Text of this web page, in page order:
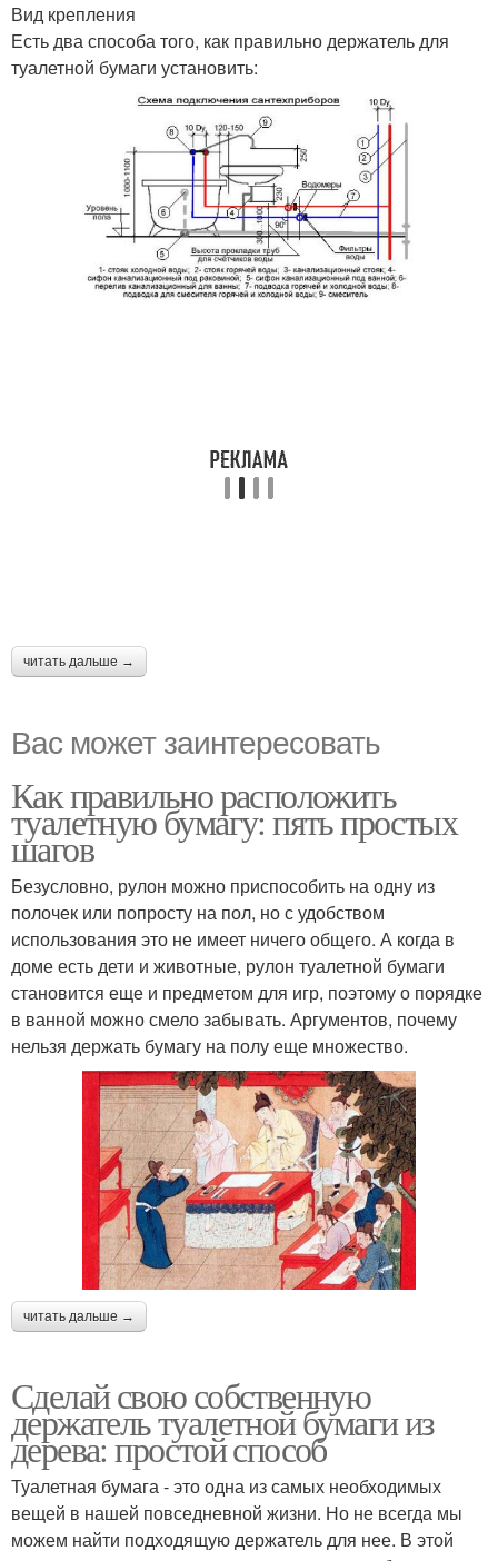
Вид крепления
Есть два способа того, как правильно держатель для
туалетной бумаги установить:
читать дальше →
Вас может заинтересовать
Как правильно расположить
туалетную бумагу: пять простых
шагов
Безусловно, рулон можно приспособить на одну из
полочек или попросту на пол, но с удобством
использования это не имеет ничего общего. А когда в
доме есть дети и животные, рулон туалетной бумаги
становится еще и предметом для игр, поэтому о порядке
в ванной можно смело забывать. Аргументов, почему
нельзя держать бумагу на полу еще множество.
читать дальше →
Сделай свою собственную
держатель туалетной бумаги из
дерева: простой способ
Туалетная бумага - это одна из самых необходимых
вещей в нашей повседневной жизни. Но не всегда мы
можем найти подходящую держатель для нее. В этой